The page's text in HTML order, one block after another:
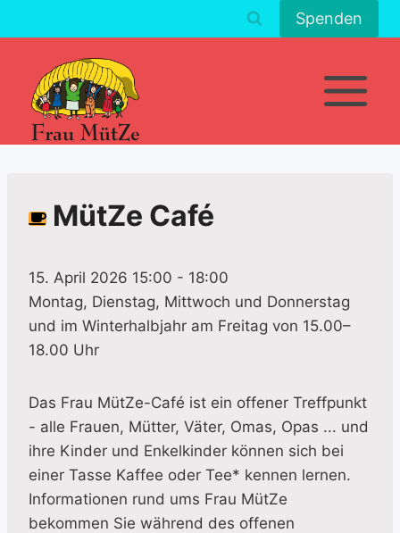
Inhalt
Spenden
MütZe Café
15. April 2026 15:00 - 18:00
Montag, Dienstag, Mittwoch und Donnerstag
und im Winterhalbjahr am Freitag von 15.00–
18.00 Uhr
Das Frau MütZe-Café ist ein offener Treffpunkt
- alle Frauen, Mütter, Väter, Omas, Opas ... und
ihre Kinder und Enkelkinder können sich bei
einer Tasse Kaffee oder Tee* kennen lernen.
Informationen rund ums Frau MütZe
bekommen Sie während des offenen